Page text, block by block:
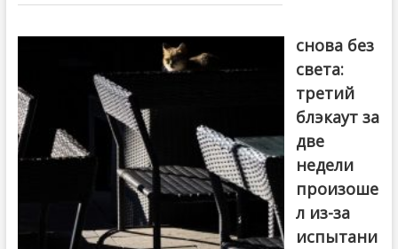
снова без
света:
третий
блэкаут за
две
недели
произоше
л из-за
испытани